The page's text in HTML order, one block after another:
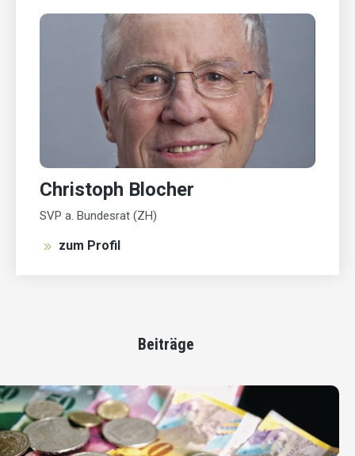
Christoph Blocher
SVP a. Bundesrat (ZH)
zum Profil
Beiträge